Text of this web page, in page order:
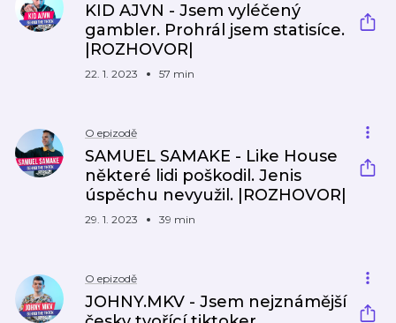
KID AJVN - Jsem vyléčený
gambler. Prohrál jsem statisíce.
|ROZHOVOR|
22. 1. 2023 57 min
O epizodě
SAMUEL SAMAKE - Like House
některé lidi poškodil. Jenis
úspěchu nevyužil. |ROZHOVOR|
29. 1. 2023 39 min
O epizodě
JOHNY.MKV - Jsem nejznámější